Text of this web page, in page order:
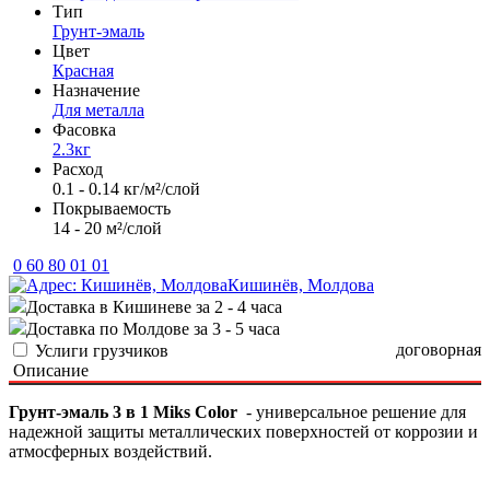
Тип
Грунт-эмаль
Цвет
Красная
Назначение
Для металла
Фасовка
2.3кг
Расход
0.1 - 0.14 кг/м²/слой
Покрываемость
14 - 20 м²/слой
0 60 80 01 01
Кишинёв, Молдова
Доставка в Кишиневе за 2 - 4 часа
Доставка по Молдове за 3 - 5 часа
Услиги грузчиков
договорная
Описание
Грунт-эмаль 3 в 1 Miks Color - универсальное решение для
надежной защиты металлических поверхностей от коррозии и
атмосферных воздействий.